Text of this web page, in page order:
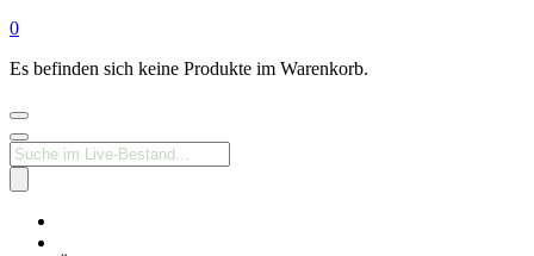
0
Es befinden sich keine Produkte im Warenkorb.
Products
search